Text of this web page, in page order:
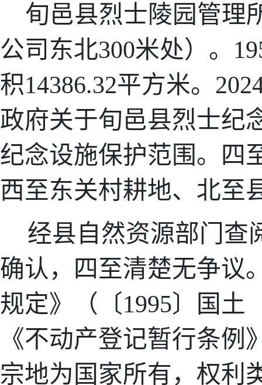
旬邑县烈士陵园管理
公司东北300米处）。
积14386.32平方米。
政府关于旬邑县烈士纪
纪念设施保护范围 。
四
西至东关村耕地、北至
经县自然资源部门查
确认，四至清楚无争议
规定》（〔1995〕 国土
《不动产登记暂行条例
宗地为国家所有，权利